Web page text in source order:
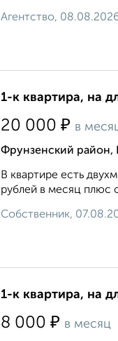
Агентство,
1-к квартира, на
20 000 ₽ в
Фрунзенский район,
В квартире есть
рублей в месяц плюс
Собственник,
1-к квартира, на
8 000 ₽ в месяц